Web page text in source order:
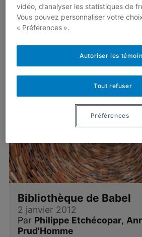
possible…
Lire plus
Bibliothèque de Babel
2 janvier 2012
Par Philippe Etchécopar,
Prud'Homme
vidéo, d’analyser les statistiques de
Vous pouvez personnaliser votre
« Préférences ».
Tout refuser
Autoriser les
Préférences